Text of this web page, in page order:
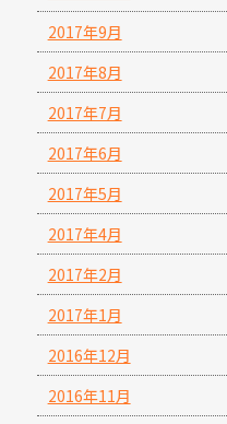
2017年9月
2017年8月
2017年7月
2017年6月
2017年5月
2017年4月
2017年2月
2017年1月
2016年12月
2016年11月